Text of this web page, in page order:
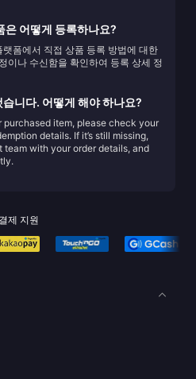
은 어떻게 등록하나요?
폼에서 직접 상품 등록 방법에 대한
이나 수신함을 확인하여 등록 상세 정
니다. 어떻게 해야 하나요?
item, please check your
details. If it’s still missing,
with your order details, and
결제 지원